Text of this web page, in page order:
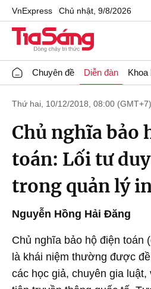
VnExpress Chủ nhật, 9/8/2026
Chuyên đề Diễn đàn Khoa
Thứ hai, 10/12/2018, 08:00 (GMT+7)
Chủ nghĩa bảo
toán: Lối tư
trong quản lý
Nguyễn Hồng Hải Đăng
Chủ nghĩa bảo hộ điện toán
là khái niệm thường được
các học giả, chuyên gia